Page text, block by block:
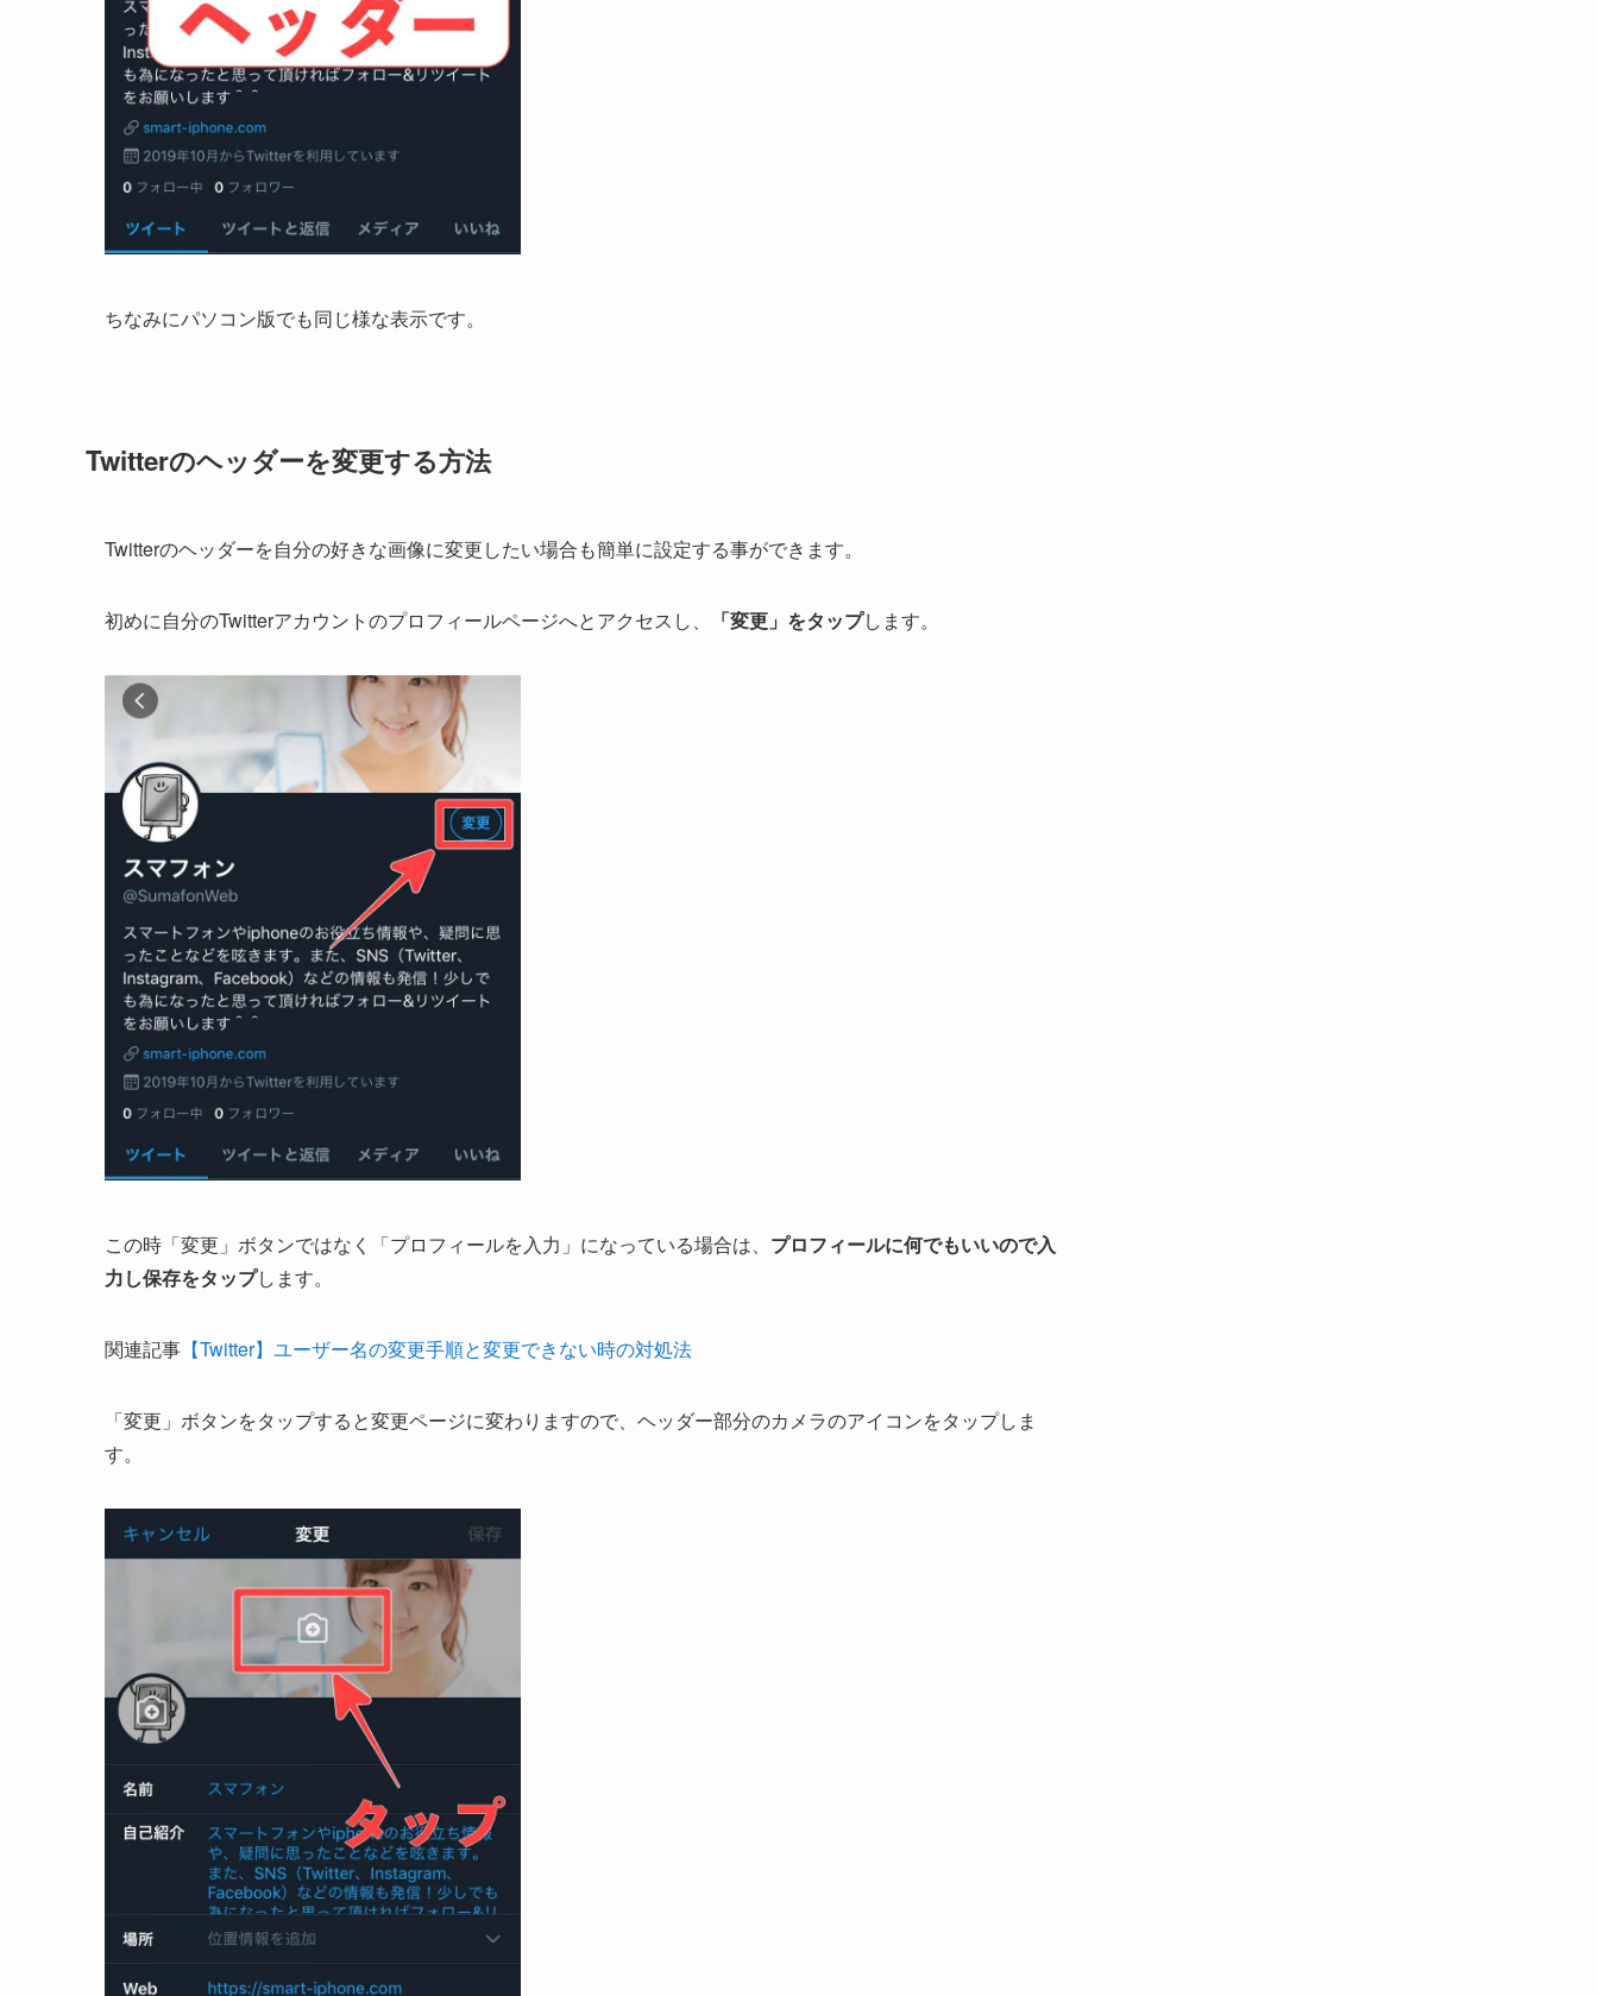
ちなみにパソコン版でも同じ様な表示です。
Twitterのヘッダーを変更する方法
Twitterのヘッダーを自分の好きな画像に変更したい場合も簡単に設定する事ができます。
初めに自分のTwitterアカウントのプロフィールページへとアクセスし、 「変更」をタップします。
この時「変更」ボタンではなく「プロフィールを入力」になっている場合は、 プロフィールに何でもいいので入
力し保存をタップします。
関連記事 【Twitter】ユーザー名の変更手順と変更できない時の対処法
「変更」ボタンをタップすると変更ページに変わりますので、ヘッダー部分のカメラのアイコンをタップしま
す。